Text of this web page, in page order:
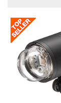
Pris
På lager